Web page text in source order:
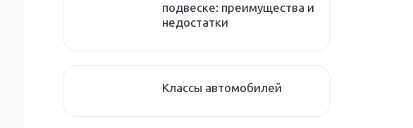
подвеске: преимущества и
недостатки
Классы автомобилей